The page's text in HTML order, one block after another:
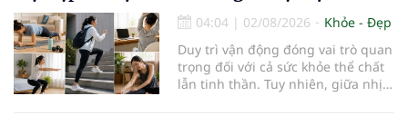
thuốc và dự trữ nhiều vitamin,
khoáng chất thiết yếu nhưng cũng
rất dễ bị tổn thương…
04:04 | 02/08/2026
Khỏe - Đẹp
Duy trì vận động đóng vai trò quan
trọng đối với cả sức khỏe thể chất
lẫn tinh thần. Tuy nhiên, giữa nhịp